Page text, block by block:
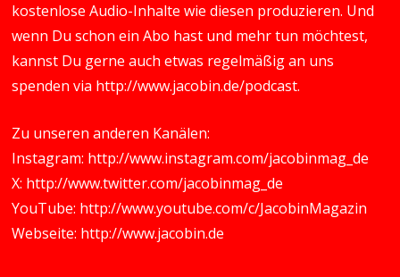
kostenlose Audio-Inhalte wie diesen produzieren. Und
wenn Du schon ein Abo hast und mehr tun möchtest,
kannst Du gerne auch etwas regelmäßig an uns
spenden via http://www.jacobin.de/podcast.
Zu unseren anderen Kanälen:
Instagram: http://www.instagram.com/jacobinmag_de
X: http://www.twitter.com/jacobinmag_de
YouTube: http://www.youtube.com/c/JacobinMagazin
Webseite: http://www.jacobin.de